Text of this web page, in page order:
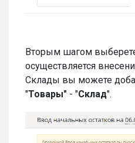
Вторым шагом
осуществляется
Склады вы можете
"Товары" - "Склад".